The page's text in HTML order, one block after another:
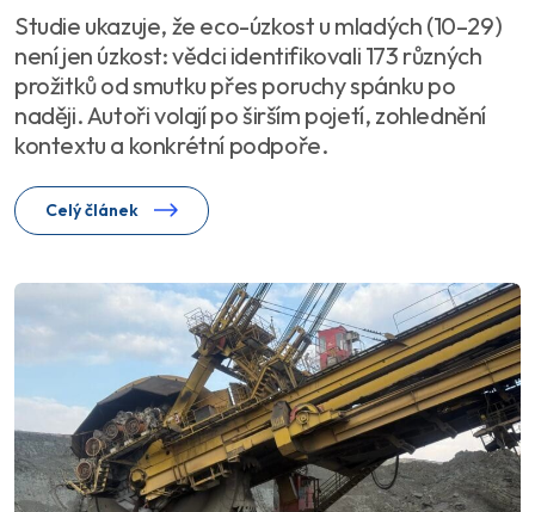
Studie ukazuje, že eco-úzkost u mladých (10–29)
není jen úzkost: vědci identifikovali 173 různých
prožitků od smutku přes poruchy spánku po
naději. Autoři volají po širším pojetí, zohlednění
kontextu a konkrétní podpoře.
Celý článek